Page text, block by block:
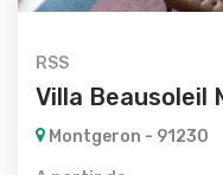
RSS
Villa Beausoleil
Montgeron - 91230